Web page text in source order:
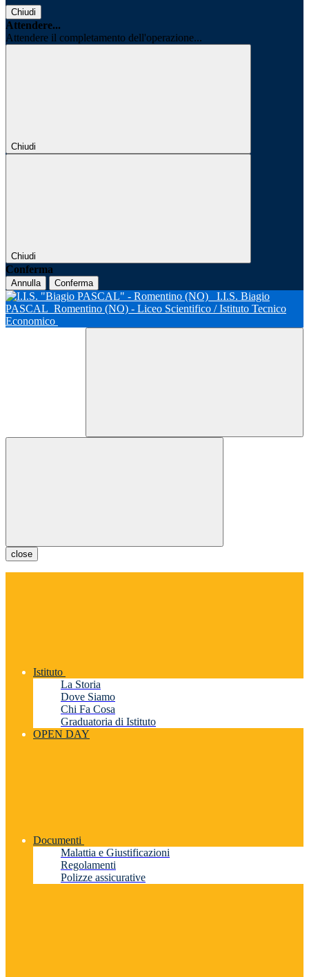
Chiudi
Attendere...
Attendere il completamento dell'operazione...
Chiudi
Chiudi
Conferma
Annulla Conferma
I.I.S. Biagio
PASCAL Romentino (NO) - Liceo Scientifico / Istituto Tecnico
Economico
close
Istituto
La Storia
Dove Siamo
Chi Fa Cosa
Graduatoria di Istituto
OPEN DAY
Documenti
Malattia e Giustificazioni
Regolamenti
Polizze assicurative